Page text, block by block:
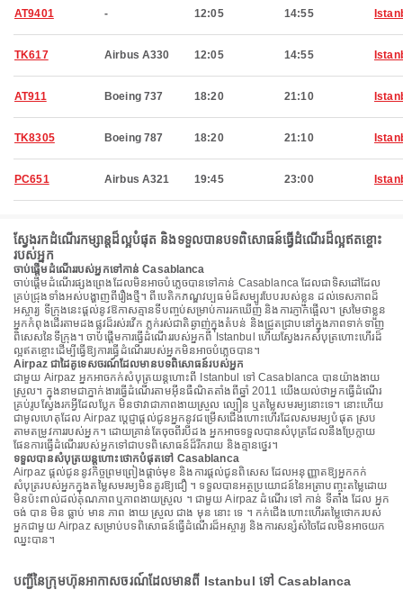
AT9401 - 12:05 14:55
TK617 Airbus A330 12:05 14:55
AT911 Boeing 737 18:20 21:10
TK8305 Boeing 787 18:20 21:10
PC651 Airbus A321 19:45 23:00
ស្វែងរកដំណើរកម្សាន្តដ៏ល្អបំផុត និងទទួលបានបទពិសោធន៍ធ្វើដំណើរដ៏ល្អឥតខ្ចោះ
របស់អ្នក
ចាប់ផ្តើមដំណើររបស់អ្នកទៅកាន់ Casablanca
ចាប់ផ្តើមដំណើរផ្សងព្រេងដែលមិនអាចបំភ្លេចបានទៅកាន់ Casablanca ដែលជាទិសដៅដែល
គ្រប់ជ្រុងទាំងអស់បង្ហាញពីរឿងថ្មី។ ពីបេតិកភណ្ឌវប្បធម៌ដ៏សម្បូរបែបរបស់ខ្លួន ដល់ទេសភាពដ៏
អស្ចារ្យ ទីក្រុងនេះផ្តល់នូវឱកាសគ្មានទីបញ្ចប់សម្រាប់ការរកឃើញ និងការភ្ញាក់ផ្អើល។ ស្រមៃថាខ្លួន
អ្នកកំពុងដើរតាមដងផ្លូវដ៏រស់រវើក ភ្លក់រស់ជាតិឆ្ងាញ់ក្នុងតំបន់ និងជ្រួតជ្រាបនៅក្នុងភាពទាក់ទាញ
ពិសេសនៃទីក្រុង។ ចាប់ផ្តើមការធ្វើដំណើររបស់អ្នកពី Istanbul ហើយស្វែងរកសំបុត្រហោះហើរដ៏
ល្អឥតខ្ចោះដើម្បីធ្វើឱ្យការធ្វើដំណើររបស់អ្នកមិនអាចបំភ្លេចបាន។
Airpaz ជាដៃគូទេសចរណ៍ដែលមានបទពិសោធន៍របស់អ្នក
ជាមួយ Airpaz អ្នកអាចកក់សំបុត្រយន្តហោះពី Istanbul ទៅ Casablanca បានយ៉ាងងាយ
ស្រួល។ ក្នុងនាមជាភ្នាក់ងារធ្វើដំណើរតាមអ៊ីនធឺណិតតាំងពីឆ្នាំ 2011 យើងយល់ថាអ្នកធ្វើដំណើរ
គ្រប់រូបស្វែងរកអ្វីដែលប្លែក មិនថាវាជាភាពងាយស្រួល ល្បឿន ឬតម្លៃសមរម្យនោះទេ។ នោះហើយ
ជាមូលហេតុដែល Airpaz ប្តេជ្ញាផ្តល់ជូនអ្នកនូវជម្រើសជើងហោះហើរដែលសមរម្យបំផុត ស្រប
តាមតម្រូវការរបស់អ្នក។ ដោយគ្រាន់តែចុចពីរបីដង អ្នកអាចទទួលបានសំបុត្រដែលនឹងប្រែក្លាយ
ផែនការធ្វើដំណើររបស់អ្នកទៅជាបទពិសោធន៍ដ៏រីករាយ និងគ្មានថ្នេរ។
ទទួលបានសំបុត្រយន្តហោះថោកបំផុតទៅ Casablanca
Airpaz ផ្តល់ជូននូវកិច្ចព្រមព្រៀងផ្តាច់មុខ និងការផ្តល់ជូនពិសេស ដែលអនុញ្ញាតឱ្យអ្នកកក់
សំបុត្ររបស់អ្នកក្នុងតម្លៃសមរម្យមិនគួរឱ្យជឿ ។ ទទួលបានអត្ថប្រយោជន៍នៃអត្រាបញ្ចុះតម្លៃដោយ
មិនប៉ះពាល់ដល់គុណភាពឬភាពងាយស្រួល ។ ជាមួយ Airpaz ដំណើរ ទៅ កាន់ ទីតាំង ដែល អ្នក
ចង់ បាន មិន ធ្លាប់ មាន ភាព ងាយ ស្រួល ជាង មុន នោះ ទេ ។ កក់ជើងហោះហើរតម្លៃថោករបស់
អ្នកជាមួយ Airpaz សម្រាប់បទពិសោធន៍ធ្វើដំណើរដ៏អស្ចារ្យ និងការសន្សំសំចៃដែលមិនអាចយក
ឈ្នះបាន។
បញ្ជីនៃក្រុមហ៊ុនអាកាសចរណ៍ដែលមានពី Istanbul ទៅ Casablanca